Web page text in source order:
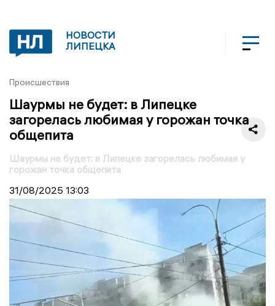
НОВОСТИ
ЛИПЕЦКА
Происшествия
Шаурмы не будет: в Липецке
загорелась любимая у горожан точка
общепита
Шаурмы не будет: в Липецке загорелась любимая у
горожан точка общепита
31/08/2025 13:03